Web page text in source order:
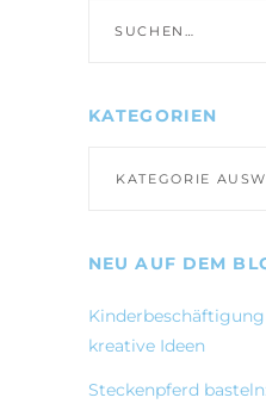
nach:
KATEGORIEN
NEU AUF DEM
kreative Ideen
Steckenpferd